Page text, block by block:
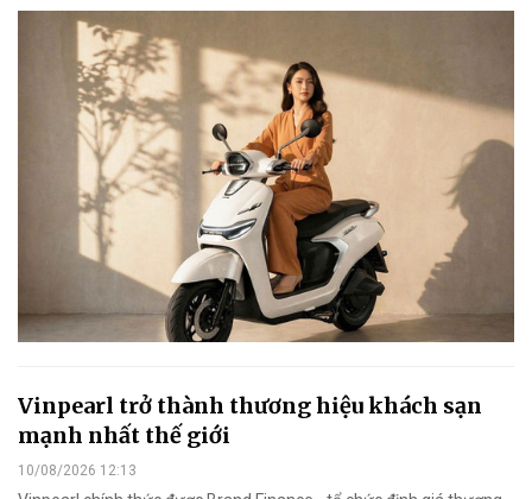
Vinpearl trở thành thương hiệu khách sạn
mạnh nhất thế giới
10/08/2026 12:13